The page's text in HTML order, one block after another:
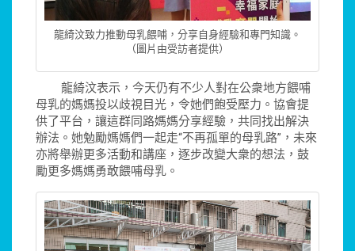
龍綺汶致力推動母乳餵哺，分享自身經驗和專門知識。
（圖片由受訪者提供）
龍綺汶表示，今天仍有不少人對在公衆地方餵哺
母乳的媽媽投以歧視目光，令她們飽受壓力。協會提
供了平台，讓這群同路媽媽分享經驗，共同找出解決
辦法。她勉勵媽媽們一起走“不再孤單的母乳路”，未來
亦將舉辦更多活動和講座，逐步改變大衆的想法，鼓
勵更多媽媽勇敢餵哺母乳。